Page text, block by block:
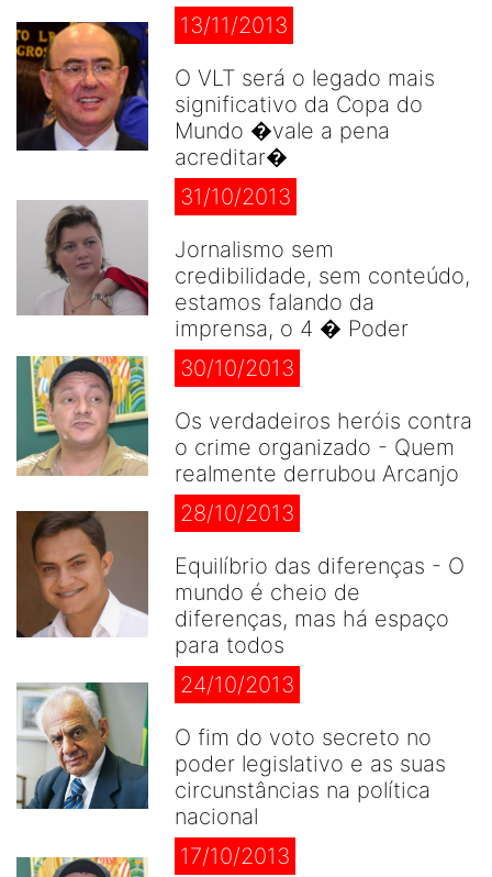
13/11/2013
O VLT será o legado mais
significativo da Copa do
Mundo �vale a pena
acreditar�
31/10/2013
Jornalismo sem
credibilidade, sem conteúdo,
estamos falando da
imprensa, o 4 � Poder
30/10/2013
Os verdadeiros heróis contra
o crime organizado - Quem
realmente derrubou Arcanjo
28/10/2013
Equilíbrio das diferenças - O
mundo é cheio de
diferenças, mas há espaço
para todos
24/10/2013
O fim do voto secreto no
poder legislativo e as suas
circunstâncias na política
nacional
17/10/2013